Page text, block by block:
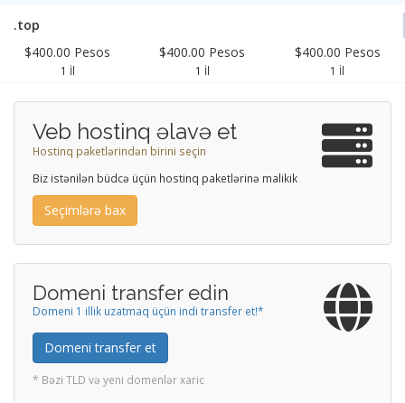
.top
$400.00 Pesos
1 İl
$400.00 Pesos
1 İl
$400.00 Pesos
1 İl
Veb hostinq əlavə et
Hostinq paketlərindən birini seçin
Biz istənilən büdcə üçün hostinq paketlərinə malikik
Seçimlərə bax
Domeni transfer edin
Domeni 1 illik uzatmaq üçün indi transfer et!*
Domeni transfer et
* Bəzi TLD və yeni domenlər xaric